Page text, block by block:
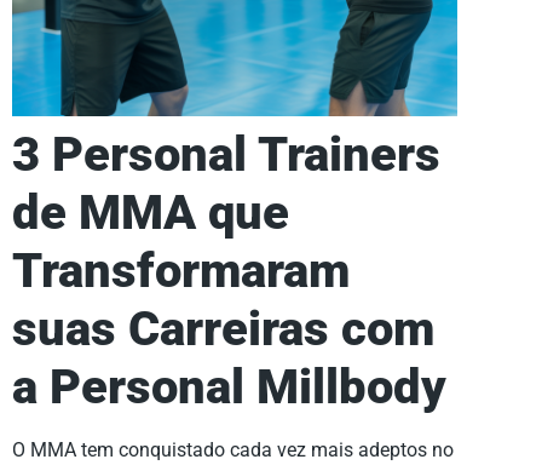
3 Personal Trainers
de MMA que
Transformaram
suas Carreiras com
a Personal Millbody
O MMA tem conquistado cada vez mais adeptos no